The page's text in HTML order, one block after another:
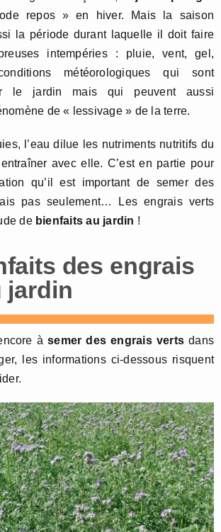
repos » en hiver. Mais la saison
la période durant laquelle il doit faire
intempéries : pluie, vent, gel,
météorologiques qui sont
le jardin mais qui peuvent aussi
de « lessivage » de la terre.
l’eau dilue les nutriments nutritifs du
avec elle. C’est en partie pour
qu’il est important de semer des
pas seulement… Les engrais verts
debienfaits au jardin !
des engrais
jardin
àsemer des engrais verts dans
les informations ci-dessous risquent